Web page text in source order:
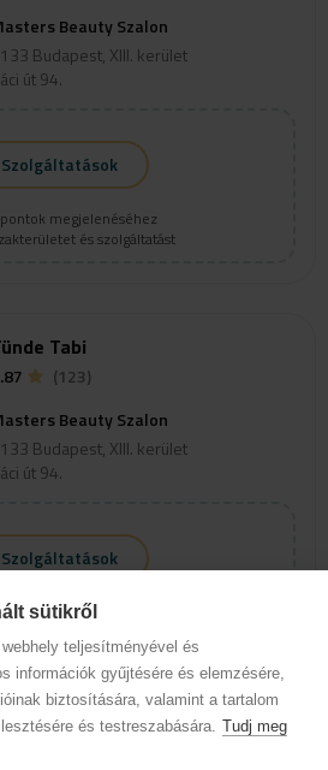
sütikről
teljesítményével és
információk gyűjtésére és elemzésére,
biztosítására, valamint a tartalom
és testreszabására. Tudj meg
Szolgáltatások
megjelenéséhez
és szolgáltatást
Beauty Szalon
Budapest, XIII. kerület
út 94.
Szolgáltatások
megjelenéséhez
Tabi
(123)
Beauty Szalon
Budapest, XIII. kerület
út 94.
Kiss